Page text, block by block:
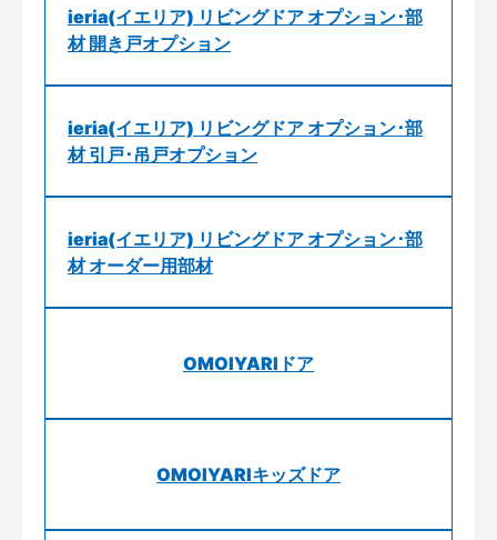
ieria(イエリア) リビングドア オプション･部
材 開き戸オプション
ieria(イエリア) リビングドア オプション･部
材 引戸･吊戸オプション
ieria(イエリア) リビングドア オプション･部
材 オーダー用部材
OMOIYARIドア
OMOIYARIキッズドア